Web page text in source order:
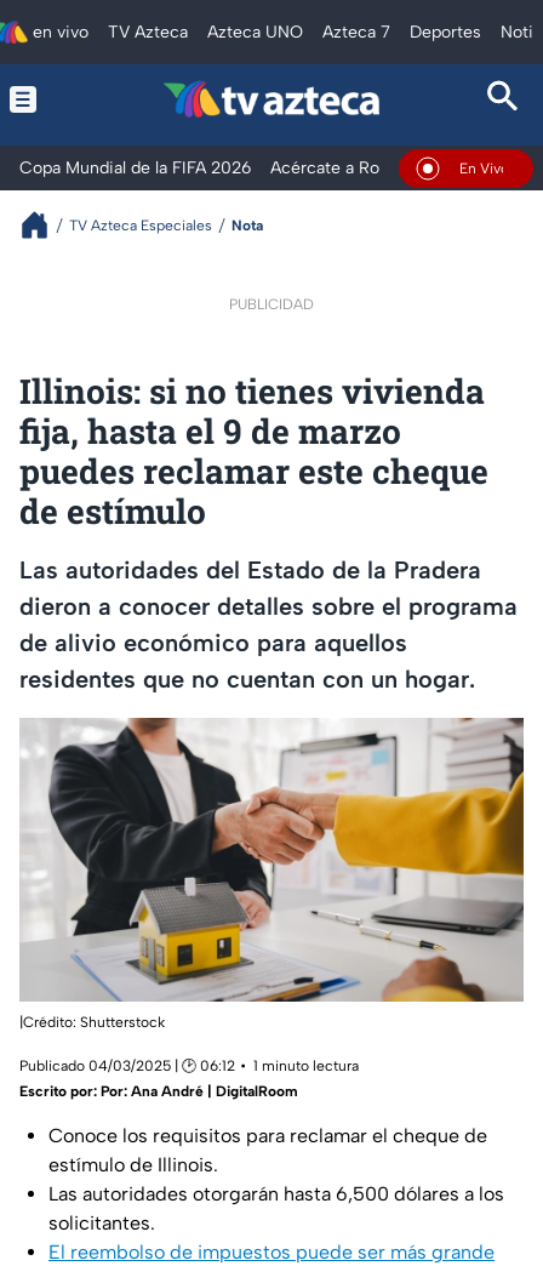
en vivo TV Azteca Azteca UNO Azteca 7 Deportes
Copa Mundial de la FIFA 2026 Acércate a Rocío Ventaneando
En Vivo
TV Azteca Especiales Nota
PUBLICIDAD
Illinois: si no tienes vivienda
fija, hasta el 9 de marzo
puedes reclamar este cheque
de estímulo
Las autoridades del Estado de la Pradera
dieron a conocer detalles sobre el programa
de alivio económico para aquellos
residentes que no cuentan con un hogar.
|Crédito: Shutterstock
Publicado 04/03/2025 | 🕑 06:12
1 minuto lectura
Escrito por: Por: Ana André | DigitalRoom
Conoce los requisitos para reclamar el cheque de
estímulo de Illinois.
Las autoridades otorgarán hasta 6,500 dólares a los
solicitantes.
El reembolso de impuestos puede ser más grande